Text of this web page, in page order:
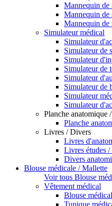
Mannequin de
Mannequin de
Mannequin de
Simulateur médical
Simulateur
Simulateur de
Simulateur
Simulateur de
Simulateur
Simulateur de
Simulateur
Simulateur
Planche anatomique
Planche
Livres / Divers
Livres
Livres études
Divers
Blouse médicale / Mallette
Voir tous Blouse
Vêtement médical
Blouse
Tunique